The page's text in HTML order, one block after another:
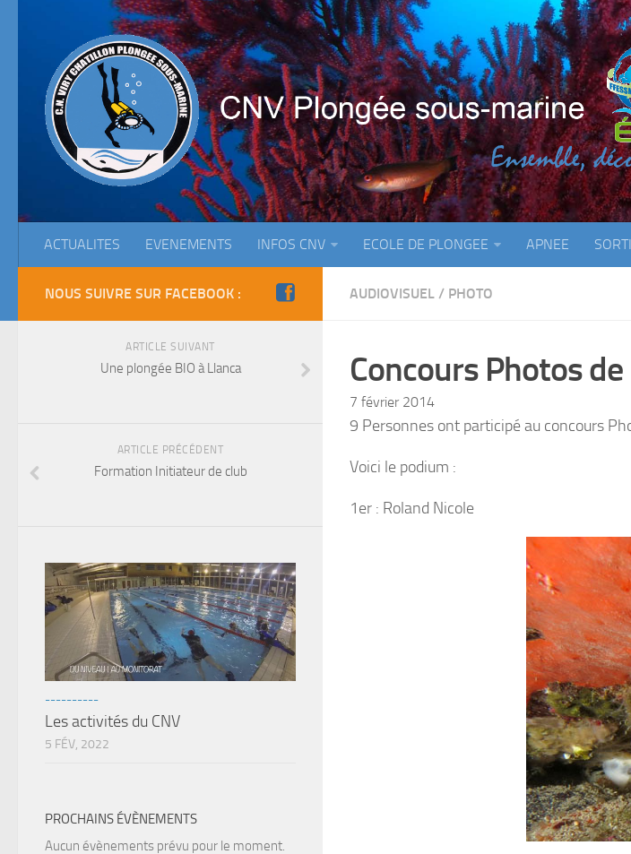
ACTUALITES EVENEMENTS INFOS CNV ECOLE DE PLONGEE APNEE
AUDIOVISUEL / PHOTO
Concours Photos de
7 février 2014
9 Personnes ont participé au concours
Voici le podium :
1er : Roland Nicole
NOUS SUIVRE SUR FACEBOOK :
ARTICLE SUIVANT
Une plongée BIO à Llanca
ARTICLE PRÉCÉDENT
Formation Initiateur de club
----------
Les activités du CNV
5 FÉV, 2022
PROCHAINS ÉVÈNEMENTS
Aucun évènements prévu pour le moment.